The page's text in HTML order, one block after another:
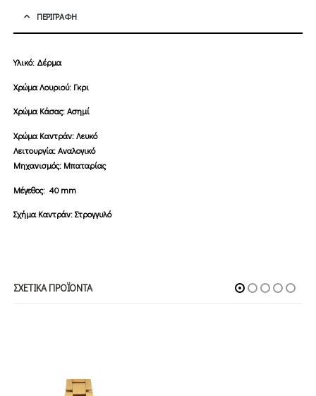
ΠΕΡΙΓΡΑΦΉ
Υλικό: Δέρμα
Χρώμα Λουριού: Γκρι
Χρώμα Κάσας: Ασημί
Χρώμα Καντράν: Λευκό
Λειτουργία: Αναλογικό
Μηχανισμός: Μπαταρίας
Μέγεθος: 40 mm
Σχήμα Καντράν: Στρογγυλό
ΣΧΕΤΙΚΆ ΠΡΟΪΌΝΤΑ